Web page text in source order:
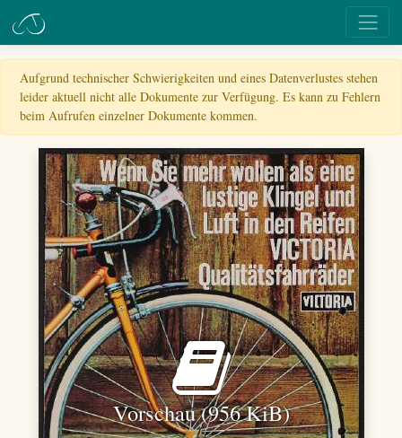
Aufgrund technischer Schwierigkeiten und eines Datenverlustes stehen
leider aktuell nicht alle Dokumente zur Verfügung. Es kann zu Fehlern
beim Aufrufen einzelner Dokumente kommen.
Vorschau (956 KiB)